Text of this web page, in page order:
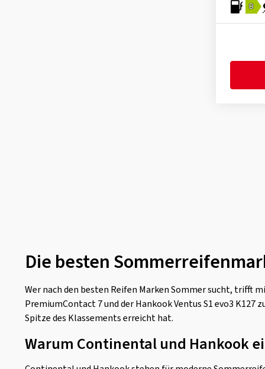
B
Die besten
Wer nach den besten Reifen Marken Sommer sucht, trifft
PremiumContact 7 und der Hankook Ventus S1 evo3
Spitze des Klassements erreicht hat.
Warum Continental und Hankook